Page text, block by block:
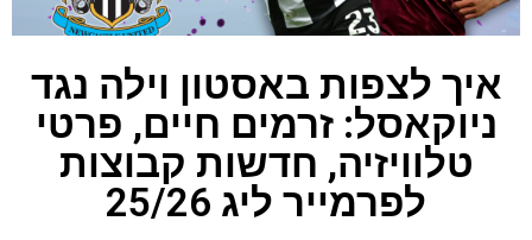
איך לצפות באסטון וילה נגד
ניוקאסל: זרמים חיים, פרטי
טלוויזיה, חדשות קבוצות
לפרמייר ליג 25/26